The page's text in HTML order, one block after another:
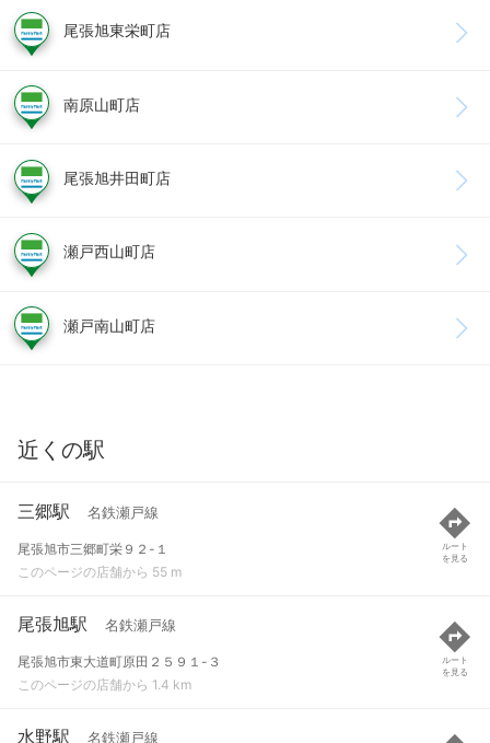
尾張旭東栄町店
南原山町店
尾張旭井田町店
瀬戸西山町店
瀬戸南山町店
近くの駅
三郷駅 名鉄瀬戸線
尾張旭市三郷町栄９２-１
このページの店舗から 55 m
ルート
を見る
尾張旭駅 名鉄瀬戸線
尾張旭市東大道町原田２５９１-３
このページの店舗から 1.4 km
ルート
を見る
水野駅 名鉄瀬戸線